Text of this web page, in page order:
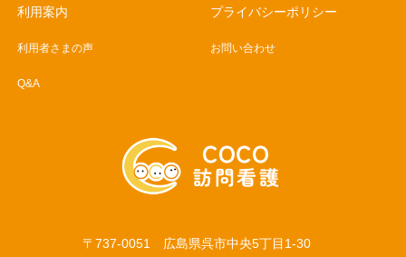
利用案内
利用者さまの声
Q&A
プライバシーポリシー
お問い合わせ
〒737-0051 広島県呉市中央5丁目1-30